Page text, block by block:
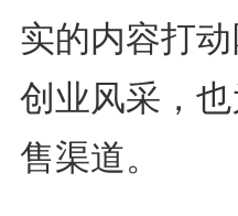
实的内容打
创业风采，
售渠道。